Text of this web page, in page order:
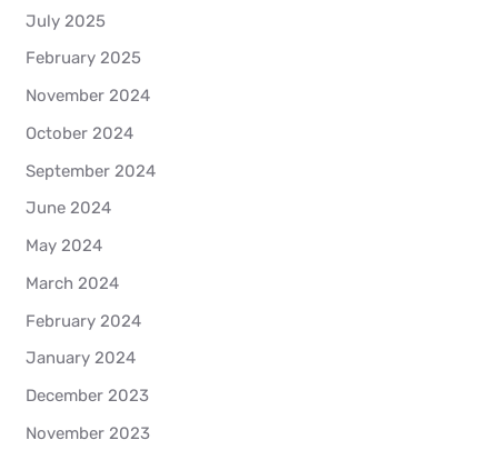
July 2025
February 2025
November 2024
October 2024
September 2024
June 2024
May 2024
March 2024
February 2024
January 2024
December 2023
November 2023